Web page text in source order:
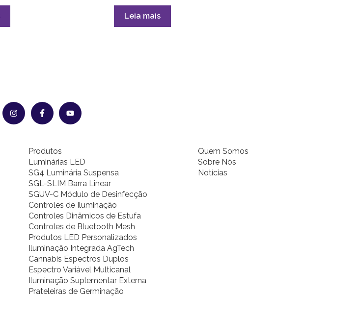
Leia mais
Produtos
Luminárias LED
SG4 Luminária Suspensa
SGL-SLIM Barra Linear
SGUV-C Módulo de Desinfecção
Controles de Iluminação
Controles Dinâmicos de Estufa
Controles de Bluetooth Mesh
Produtos LED Personalizados
Iluminação Integrada AgTech
Cannabis Espectros Duplos
Espectro Variável Multicanal
Iluminação Suplementar Externa
Prateleiras de Germinação
Quem Somos
Sobre Nós
Notícias